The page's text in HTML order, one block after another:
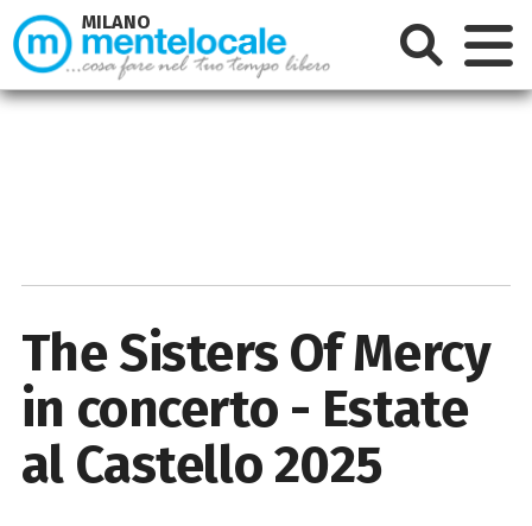
The Sisters Of Mercy
in concerto - Estate
al Castello 2025
MILANO